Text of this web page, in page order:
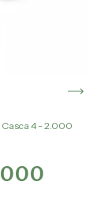
Casca 4 - 2.000